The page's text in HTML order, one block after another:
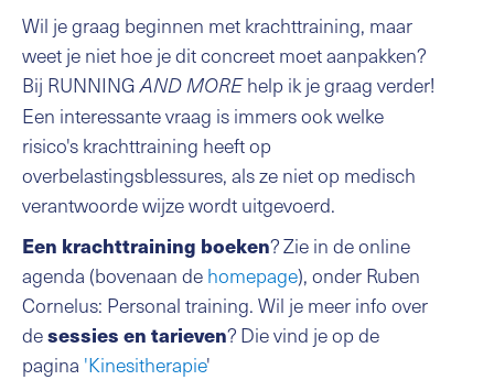
Wil je graag beginnen met krachttraining, maar
weet je niet hoe je dit concreet moet aanpakken?
Bij RUNNINGAND MOREhelp ik je graag verder!
Een interessante vraag is immers ook welke
risico's krachttraining heeft op
overbelastingsblessures, als ze niet op medisch
verantwoorde wijze wordt uitgevoerd.
Een krachttraining boeken? Zie in de online
agenda (bovenaan dehomepage), onder Ruben
Cornelus: Personal training. Wil je meer info over
desessies en tarieven? Die vind je op de
pagina 'Kinesitherapie'